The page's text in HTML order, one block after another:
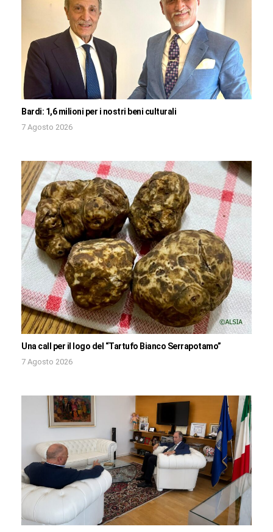
Bardi: 1,6 milioni per i nostri beni culturali
7 Agosto 2026
Una call per il logo del “Tartufo Bianco Serrapotamo”
7 Agosto 2026